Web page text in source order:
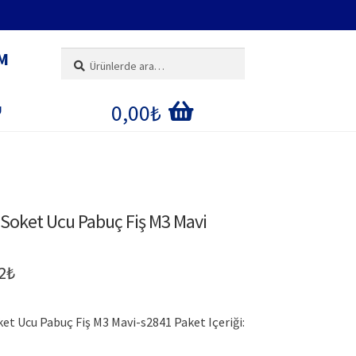
0,00₺
Ucu Pabuç Fiş M3 Mavi
₺Şu
fiyat:
Ucu Pabuç Fiş M3 Mavi-s2841 Paket Içeriği: